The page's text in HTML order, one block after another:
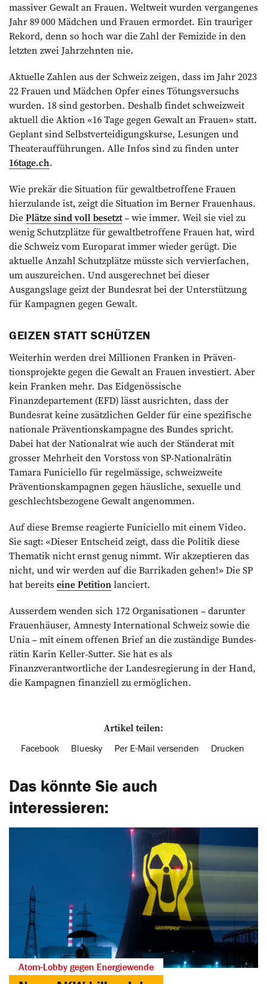
massiver Gewalt an Frauen. Weltweit wurden vergangenes
Jahr 89 000 Mädchen und Frauen ermordet. Ein trauriger
Rekord, denn so hoch war die Zahl der Femizide in den
letzten zwei Jahrzehnten nie.
Aktuelle Zahlen aus der Schweiz zeigen, dass im Jahr 2023
22 Frauen und Mädchen Opfer eines Tötungsversuchs
wurden. 18 sind gestorben. Deshalb findet schweizweit
aktuell die Aktion «16 Tage gegen Gewalt an Frauen» statt.
Geplant sind Selbstverteidigungskurse, Lesungen und
Theateraufführungen. Alle Infos sind zu finden unter
16tage.ch.
Wie prekär die Situation für gewaltbetroffene Frauen
hierzulande ist, zeigt die Situation im Berner Frauenhaus.
DiePlät­­­ze sind voll besetzt– wie immer. Weil sie viel zu
wenig Schutzplätze für gewaltbetroffene Frauen hat, wird
die Schweiz vom Europarat immer wieder gerügt. Die
aktuelle Anzahl Schutzplätze müsste sich vervierfachen,
um auszureichen. Und ausgerechnet bei dieser
Ausgangslage geizt der Bundesrat bei der Unterstützung
für Kampagnen gegen Gewalt.
GEIZEN STATT SCHÜTZEN
Weiterhin werden drei Millionen Franken in Präven­
tionsprojekte gegen die Gewalt an Frauen investiert. Aber
kein Franken mehr. Das Eidgenössische
Finanzdepartement (EFD) lässt ausrichten, dass der
Bundesrat keine zusätzlichen Gelder für eine spezifische
nationale Präventionskampagne des Bundes spricht.
Dabei hat der Nationalrat wie auch der Ständerat mit
grosser Mehrheit den Vor­stoss von SP-Nationalrätin
Tamara Funiciello für regelmässige, schweizweite
Präventionskampagnen gegen häusliche, sexuelle und
geschlechtsbezogene Gewalt angenommen.
Auf diese Bremse reagierte Funiciello mit einem Video.
Sie sagt: «Dieser Entscheid zeigt, dass die Politik diese
Thematik nicht ernst genug nimmt. Wir akzeptieren das
nicht, und wir werden auf die Barrikaden gehen!» Die SP
hat bereitseine Petitionlanciert.
Ausserdem wenden sich 172 Organisationen – darunter
Frauenhäuser, Amnesty International Schweiz sowie die
Unia – mit einem offenen Brief an die zuständige Bundes­
rätin Karin Keller-Sutter. Sie hat es als
Finanzverantwortliche der Landesregierung in der Hand,
die Kampagnen finanziell zu ermöglichen.
Artikel teilen:
Facebook Bluesky Per E-Mail versenden Drucken
Das könnte Sie auch
interessieren:
Atom-Lobby gegen Energiewende